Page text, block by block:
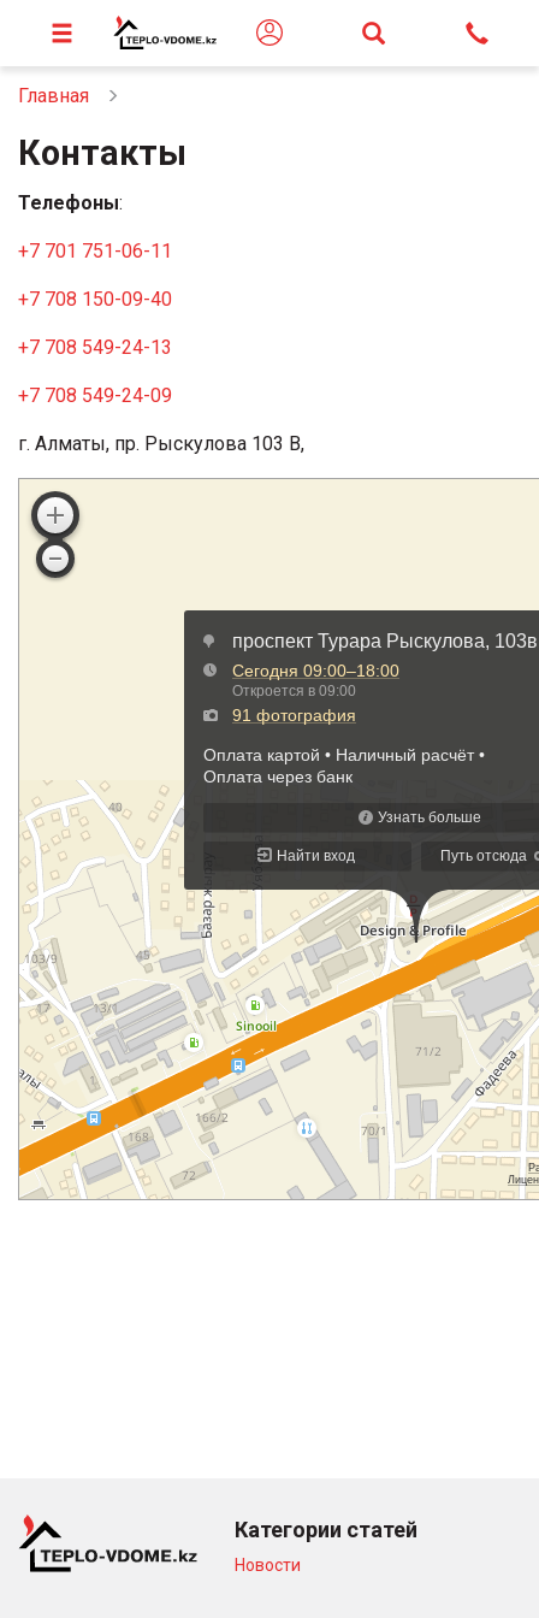
Главная
Контакты
Телефоны:
+7 701 751-06-11
+7 708 150-09-40
+7 708 549-24-13
+7 708 549-24-09
г. Алматы, пр. Рыскулова 103 В,
Категории статей
Новости